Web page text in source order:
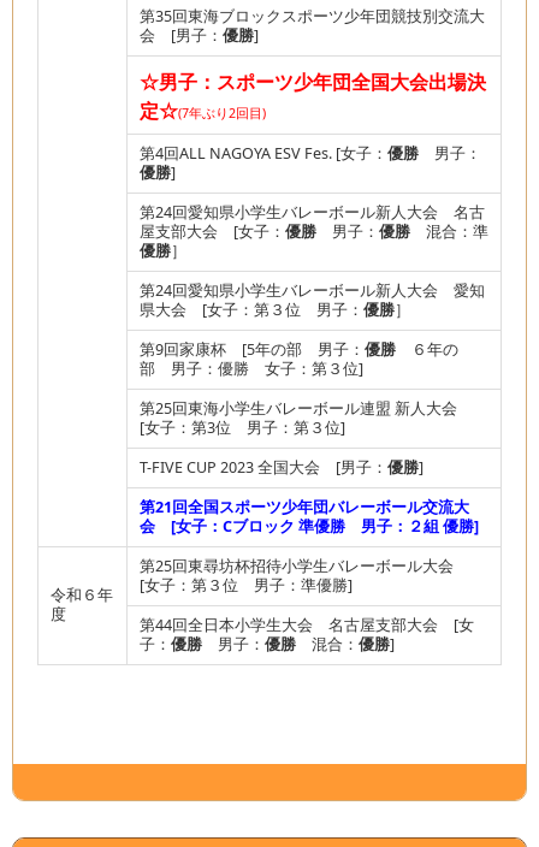
第35回東海ブロックスポーツ少年団競技別交流大
会 [男子： 優勝]
☆男子：スポーツ少年団全国大会出場決
定☆(7年ぶり2回目)
第4回ALL NAGOYA ESV Fes. [女子： 優勝 男子：
優勝]
第24回愛知県小学生バレーボール新人大会 名古
屋支部大会 [女子： 優勝 男子： 優勝 混合：準
優勝］
第24回愛知県小学生バレーボール新人大会 愛知
県大会 [女子：第３位 男子： 優勝］
第9回家康杯 [5年の部 男子： 優勝 ６年の
部 男子：優勝 女子：第３位]
第25回東海小学生バレーボール連盟 新人大会
[女子：第3位 男子：第３位]
T-FIVE CUP 2023 全国大会 [男子： 優勝]
第21回全国スポーツ少年団バレーボール交流大
会 [女子：Cブロック 準優勝 男子：２組 優勝]
令和６年
度
第25回東尋坊杯招待小学生バレーボール大会
[女子：第３位 男子：準優勝]
第44回全日本小学生大会 名古屋支部大会 [女
子： 優勝 男子： 優勝 混合： 優勝]